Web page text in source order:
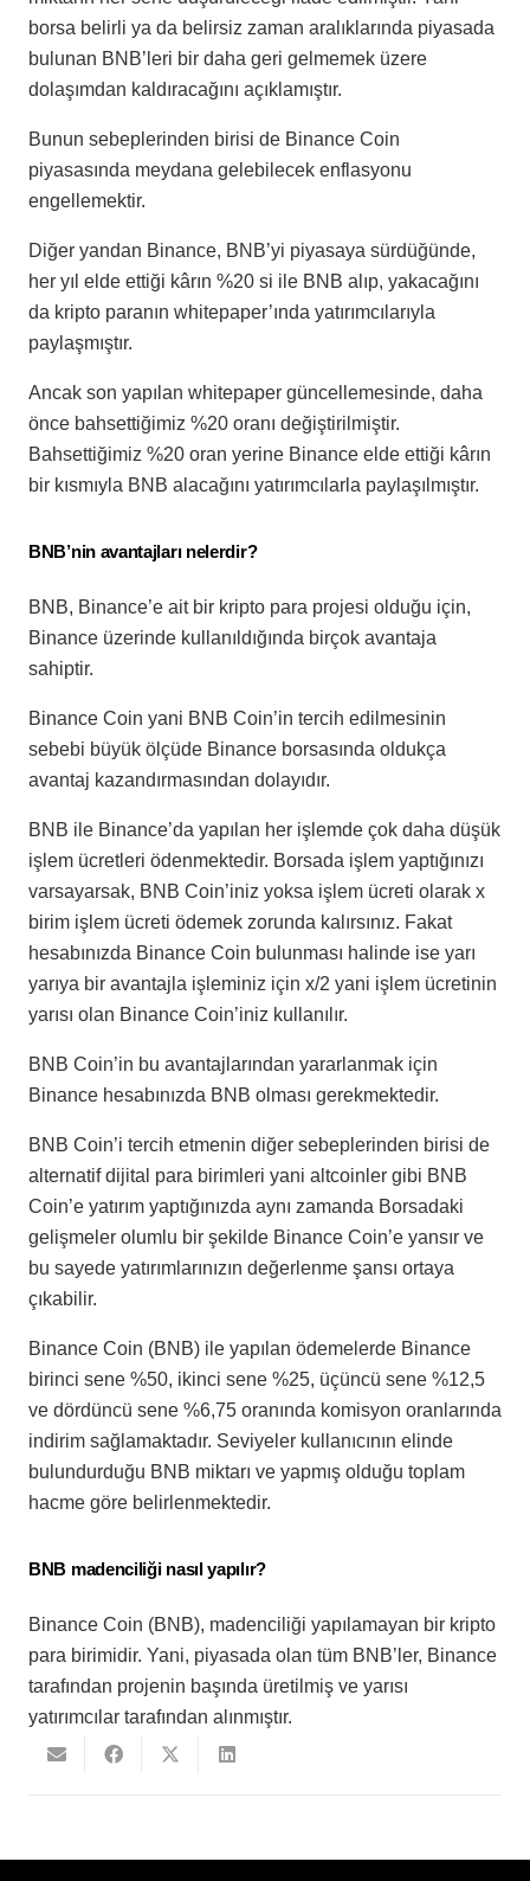
borsa belirli ya da belirsiz zaman aralıklarında piyasada
bulunan BNB’leri bir daha geri gelmemek üzere
dolaşımdan kaldıracağını açıklamıştır.
Bunun sebeplerinden birisi de Binance Coin
piyasasında meydana gelebilecek enflasyonu
engellemektir.
Diğer yandan Binance, BNB’yi piyasaya sürdüğünde,
her yıl elde ettiği kârın %20 si ile BNB alıp, yakacağını
da kripto paranın whitepaper’ında yatırımcılarıyla
paylaşmıştır.
Ancak son yapılan whitepaper güncellemesinde, daha
önce bahsettiğimiz %20 oranı değiştirilmiştir.
Bahsettiğimiz %20 oran yerine Binance elde ettiği kârın
bir kısmıyla BNB alacağını yatırımcılarla paylaşılmıştır.
BNB’nin avantajları nelerdir?
BNB, Binance’e ait bir kripto para projesi olduğu için,
Binance üzerinde kullanıldığında birçok avantaja
sahiptir.
Binance Coin yani BNB Coin’in tercih edilmesinin
sebebi büyük ölçüde Binance borsasında oldukça
avantaj kazandırmasından dolayıdır.
BNB ile Binance’da yapılan her işlemde çok daha düşük
işlem ücretleri ödenmektedir. Borsada işlem yaptığınızı
varsayarsak, BNB Coin’iniz yoksa işlem ücreti olarak x
birim işlem ücreti ödemek zorunda kalırsınız. Fakat
hesabınızda Binance Coin bulunması halinde ise yarı
yarıya bir avantajla işleminiz için x/2 yani işlem ücretinin
yarısı olan Binance Coin’iniz kullanılır.
BNB Coin’in bu avantajlarından yararlanmak için
Binance hesabınızda BNB olması gerekmektedir.
BNB Coin’i tercih etmenin diğer sebeplerinden birisi de
alternatif dijital para birimleri yani altcoinler gibi BNB
Coin’e yatırım yaptığınızda aynı zamanda Borsadaki
gelişmeler olumlu bir şekilde Binance Coin’e yansır ve
bu sayede yatırımlarınızın değerlenme şansı ortaya
çıkabilir.
Binance Coin (BNB) ile yapılan ödemelerde Binance
birinci sene %50, ikinci sene %25, üçüncü sene %12,5
ve dördüncü sene %6,75 oranında komisyon oranlarında
indirim sağlamaktadır. Seviyeler kullanıcının elinde
bulundurduğu BNB miktarı ve yapmış olduğu toplam
hacme göre belirlenmektedir.
BNB madenciliği nasıl yapılır?
Binance Coin (BNB), madenciliği yapılamayan bir kripto
para birimidir. Yani, piyasada olan tüm BNB’ler, Binance
tarafından projenin başında üretilmiş ve yarısı
yatırımcılar tarafından alınmıştır.